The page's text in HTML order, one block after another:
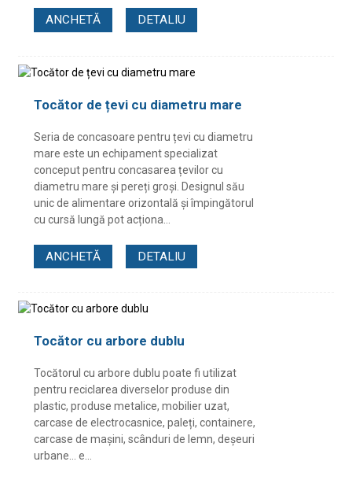
ANCHETĂ DETALIU
Tocător de țevi cu diametru mare
Seria de concasoare pentru țevi cu diametru
mare este un echipament specializat
conceput pentru concasarea țevilor cu
diametru mare și pereți groși. Designul său
unic de alimentare orizontală și împingătorul
cu cursă lungă pot acționa...
ANCHETĂ DETALIU
Tocător cu arbore dublu
Tocătorul cu arbore dublu poate fi utilizat
pentru reciclarea diverselor produse din
plastic, produse metalice, mobilier uzat,
carcase de electrocasnice, paleți, containere,
carcase de mașini, scânduri de lemn, deșeuri
urbane... e...